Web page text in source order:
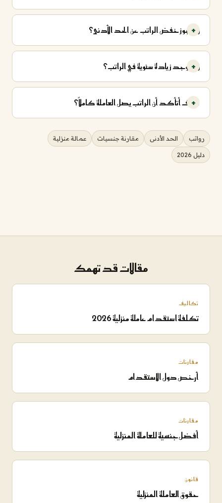
هل يجوز خفض الراتب عن الحد الأدنى؟
هل توجد زيادة سنوية في الراتب؟
كيف أتأكد أن الراتب يصل العاملة كاملاً؟
رواتب الحد الأدنى مقارنة جنسيات عمالة منزلية
دليل 2026
مقالات قد تهمك
تكاليف
تكلفة استقدام عاملة منزلية 2026
مقارنات
أرخص دول الاستقدام
مقارنات
أفضل جنسية للعاملة المنزلية
قانون
حقوق العاملة المنزلية